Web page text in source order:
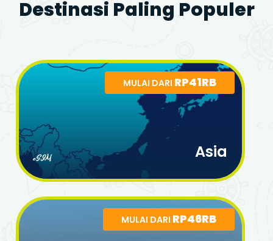
Destinasi Paling Populer
MULAI DARI RP41RB
eSIM Asia
MULAI DARI RP46RB